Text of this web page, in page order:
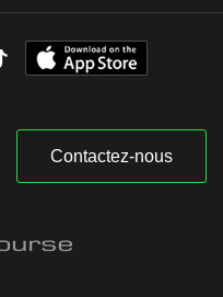
Contactez-nous